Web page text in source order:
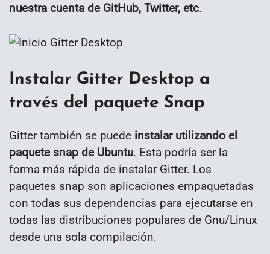
nuestra cuenta de GitHub, Twitter, etc.
Instalar Gitter Desktop a
través del paquete Snap
Gitter también se puede instalar utilizando el
paquete snap de Ubuntu. Esta podría ser la
forma más rápida de instalar Gitter. Los
paquetes snap son aplicaciones empaquetadas
con todas sus dependencias para ejecutarse en
todas las distribuciones populares de Gnu/Linux
desde una sola compilación.